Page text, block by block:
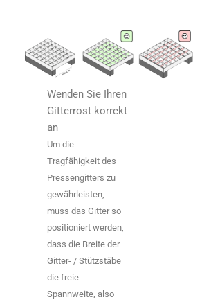
Wenden Sie Ihren
Gitterrost korrekt
an
Um die
Tragfähigkeit des
Pressengitters zu
gewährleisten,
muss das Gitter so
positioniert werden,
dass die Breite der
Gitter- / Stützstäbe
die freie
Spannweite, also